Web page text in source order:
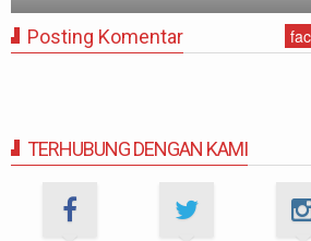
Posting Komentar
TERHUBUNG DENGAN KAMI